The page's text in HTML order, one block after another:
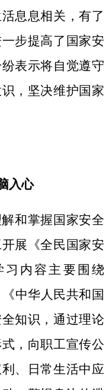
息息相关，有了
步提高了国家安
表示将自觉遵守
，坚决维护国家
入心
和掌握国家安全
展《全民国家安
习内容主要围绕
中华人民共和国
知识，通过理论
，向职工宣传公
、日常生活中应